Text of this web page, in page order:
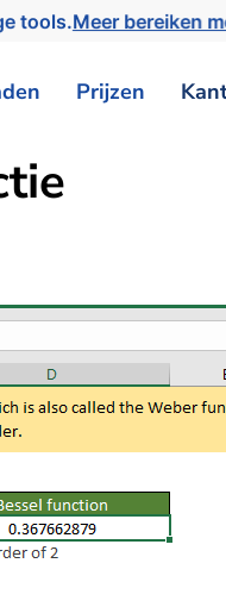
tools.Meer bereiken
Prijzen